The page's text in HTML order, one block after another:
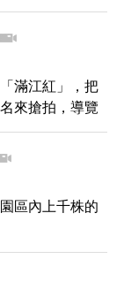
滿江紅」，把
來搶拍，導覽
當熱鬧。
區內上千株的